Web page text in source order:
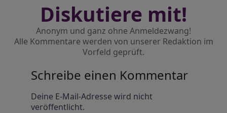
Diskutiere mit!
Anonym und ganz ohne Anmeldezwang!
Alle Kommentare werden von unserer Redaktion im
Vorfeld geprüft.
Schreibe einen Kommentar
Deine E-Mail-Adresse wird nicht
veröffentlicht.